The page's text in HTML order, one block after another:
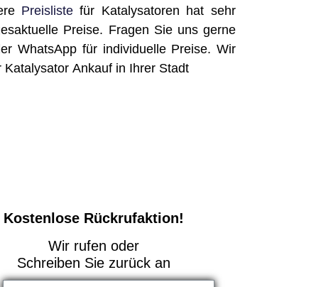
Preisliste für Katalysatoren hat sehr
Preise. Fragen Sie uns gerne
WhatsApp für individuelle Preise. Wir
Katalysator Ankauf in Ihrer Stadt
Kostenlose Rückrufaktion!
Wir rufen oder
Schreiben Sie zurück an